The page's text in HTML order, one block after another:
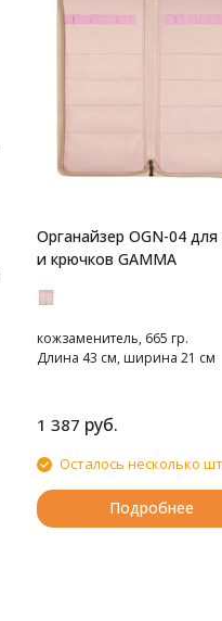
Органайзер OGN-04 для
и крючков GAMMA
кожзаменитель, 665 гр.
Длина 43 см, ширина 21 см
1 387 руб.
Осталось несколько
Подробнее